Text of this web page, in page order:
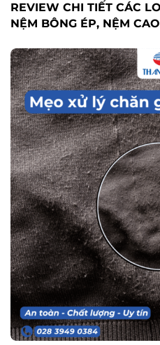
REVIEW CHI TIẾT CÁC
NỆM BÔNG ÉP, NỆM